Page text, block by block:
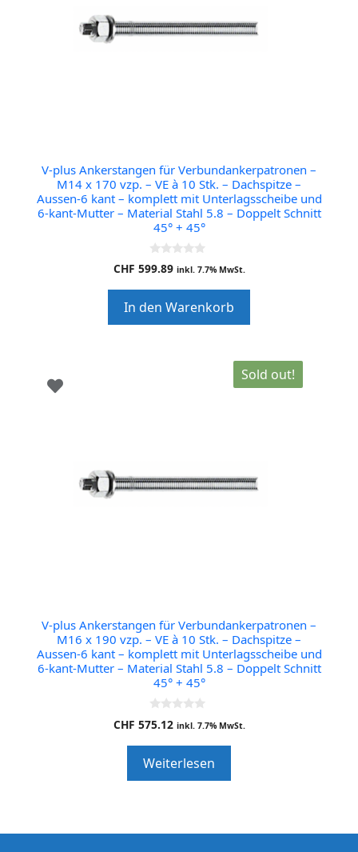
V-plus Ankerstangen für Verbundankerpatronen –
M14 x 170 vzp. – VE à 10 Stk. – Dachspitze –
Aussen-6 kant – komplett mit Unterlagsscheibe und
6-kant-Mutter – Material Stahl 5.8 – Doppelt Schnitt
45° + 45°
0
o
o
f
5
CHF 599.89 inkl. 7.7% MwSt.
In den Warenkorb
Sold out!
V-plus Ankerstangen für Verbundankerpatronen –
M16 x 190 vzp. – VE à 10 Stk. – Dachspitze –
Aussen-6 kant – komplett mit Unterlagsscheibe und
6-kant-Mutter – Material Stahl 5.8 – Doppelt Schnitt
45° + 45°
0
o
o
f
5
CHF 575.12 inkl. 7.7% MwSt.
Weiterlesen